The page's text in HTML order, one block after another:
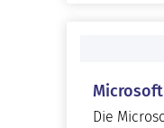
Microsoft
Die